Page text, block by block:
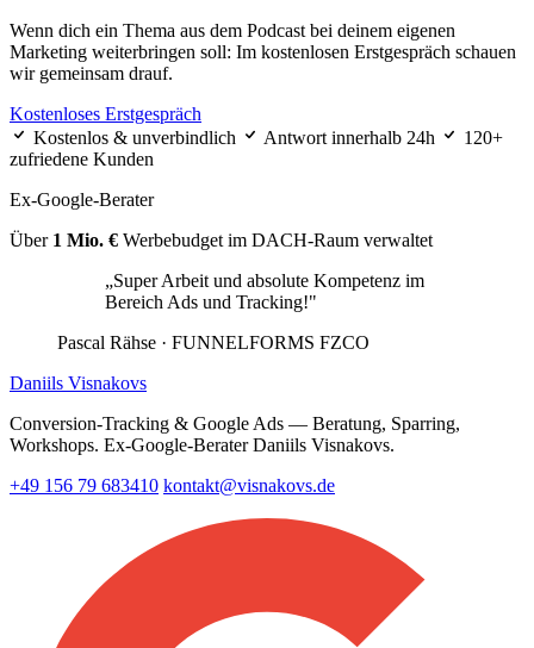
Wenn dich ein Thema aus dem Podcast bei deinem eigenen
Marketing weiterbringen soll: Im kostenlosen Erstgespräch schauen
wir gemeinsam drauf.
Kostenloses Erstgespräch
Kostenlos & unverbindlich
Antwort innerhalb 24h
120+
zufriedene Kunden
Ex-Google-Berater
Über 1 Mio. € Werbebudget im DACH-Raum verwaltet
„Super Arbeit und absolute Kompetenz im
Bereich Ads und Tracking!"
Pascal Rähse · FUNNELFORMS FZCO
Daniils Visnakovs
Conversion-Tracking & Google Ads — Beratung, Sparring,
Workshops. Ex-Google-Berater Daniils Visnakovs.
+49 156 79 683410 kontakt@visnakovs.de